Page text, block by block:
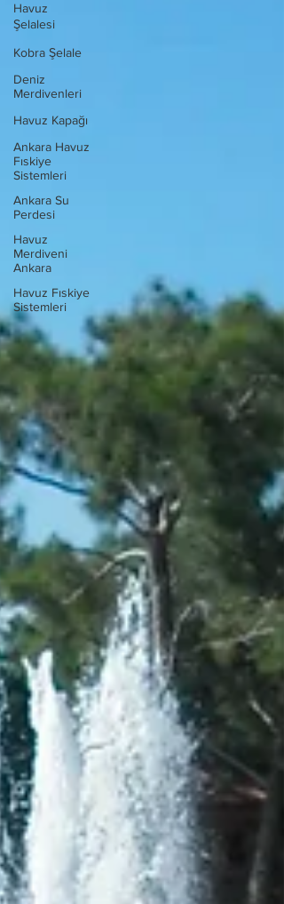
Havuz
Şelalesi
Kobra Şelale
Deniz
Merdivenleri
Havuz Kapağı
Ankara Havuz
Fıskiye
Sistemleri
Ankara Su
Perdesi
Havuz
Merdiveni
Ankara
Havuz Fıskiye
Sistemleri